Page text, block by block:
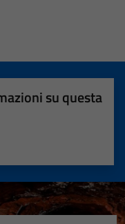
su questa